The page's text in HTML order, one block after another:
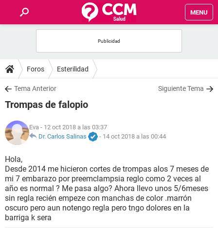
MENU
FOROS
SALUD
FAMILIA
NUTRICIÓN
BIENESTAR
SEXUALIDAD
GLOSARIO
Foros Esterilidad
Tema Anterior Siguiente Tema
Trompas de falopio
Eva - 12 oct 2018 a las 03:37
Dr. Carlos Salinas
- 14 oct 2018 a las 00:44
Hola,
Desde 2014 me hicieron cortes de trompas alos 7 meses de
mi 7 embarazo por preemclampsia reglo como 2 veces al
año es normal ? Me pasa algo? Ahora llevo unos 5/6meses
sin regla recién empeze con manchas de color .marrón
oscuro pero aun notengo regla pero tngo dolores en la
barriga k sera